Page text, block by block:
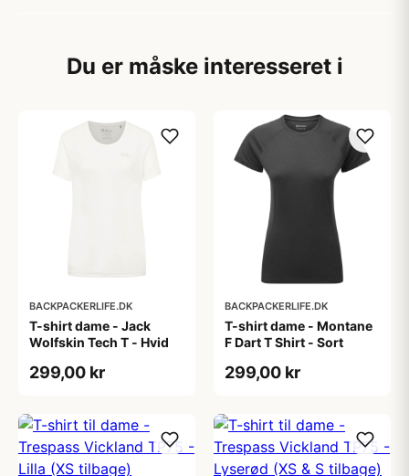
Du er måske interesseret i
BACKPACKERLIFE.DK
T-shirt dame - Jack
Wolfskin Tech T - Hvid
299,00 kr
BACKPACKERLIFE.DK
T-shirt dame - Montane
F Dart T Shirt - Sort
299,00 kr